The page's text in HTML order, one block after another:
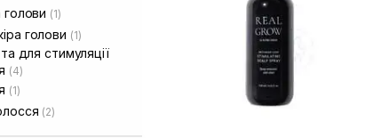
голови (1)
голови (1)
для стимуляції
(4)
(1)
(2)